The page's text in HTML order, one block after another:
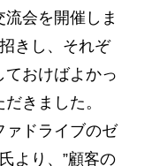
会を開催しま
きし、それぞ
おけばよかっ
だきました。
ドライブのゼ
より、”顧客の